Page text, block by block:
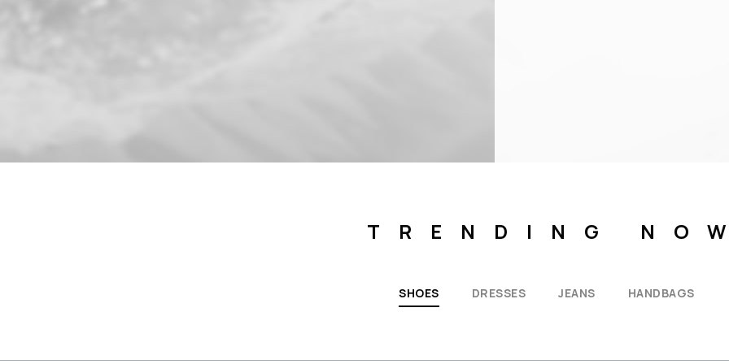
TRENDING
SHOES DRESSES JEANS HANDBAGS